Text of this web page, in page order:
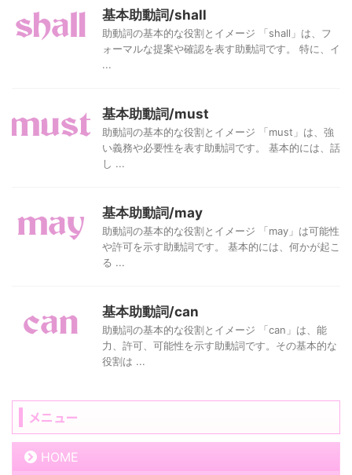
基本助動詞/shall
助動詞の基本的な役割とイメージ 「shall」は、フ
ォーマルな提案や確認を表す助動詞です。 特に、イ
...
基本助動詞/must
助動詞の基本的な役割とイメージ 「must」は、強
い義務や必要性を表す助動詞です。 基本的には、話
し ...
基本助動詞/may
助動詞の基本的な役割とイメージ 「may」は可能性
や許可を示す助動詞です。 基本的には、何かが起こ
る ...
基本助動詞/can
助動詞の基本的な役割とイメージ 「can」は、能
力、許可、可能性を示す助動詞です。その基本的な
役割は ...
メニュー
HOME